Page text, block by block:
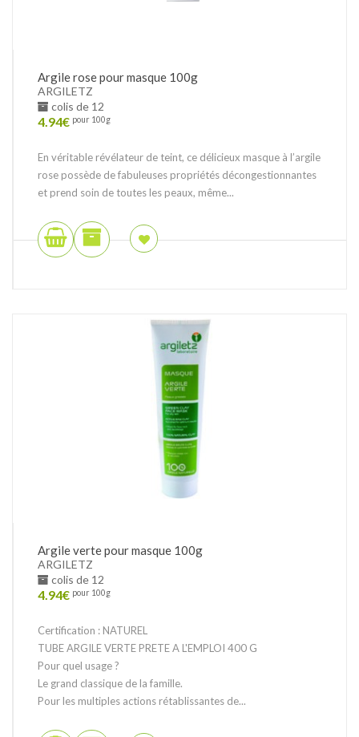
Argile rose pour masque 100g
ARGILETZ
colis de 12
4.94€ pour 100g
En véritable révélateur de teint, ce délicieux masque à l’argile
rose possède de fabuleuses propriétés décongestionnantes
et prend soin de toutes les peaux, même...
Argile verte pour masque 100g
ARGILETZ
colis de 12
4.94€ pour 100g
Certification : NATUREL
TUBE ARGILE VERTE PRETE A L'EMPLOI 400 G
Pour quel usage ?
Le grand classique de la famille.
Pour les multiples actions rétablissantes de...